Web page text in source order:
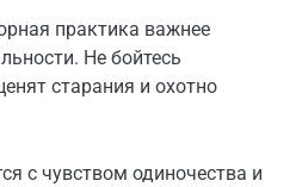
практика важнее
Не бойтесь
старания и охотно
с чувством одиночества и